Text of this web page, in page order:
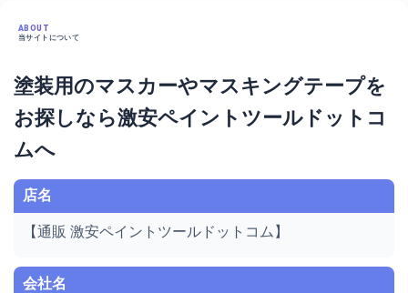
ABOUT
当サイトについて
塗装用のマスカーやマスキングテープを
お探しなら激安ペイントツールドットコ
ムへ
店名
【通販 激安ペイントツールドットコム】
会社名